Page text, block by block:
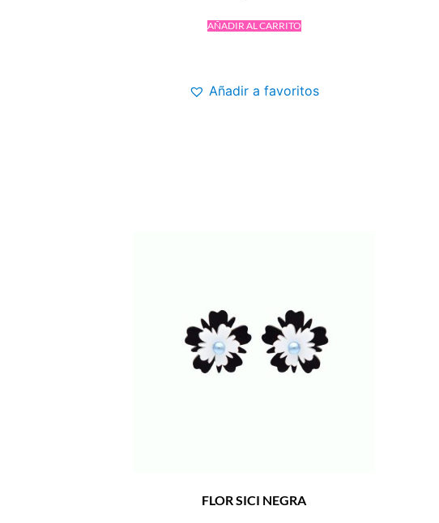
AÑADIR AL CARRITO
Añadir a favoritos
FLOR SICI NEGRA